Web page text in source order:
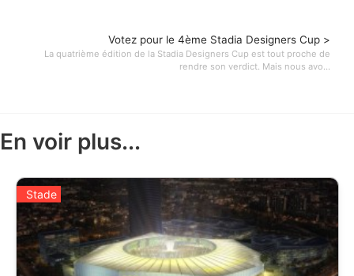
Votez pour le 4ème Stadia Designers Cup >
La quatrième édition de la Stadia Designers Cup est tout proche de
rendre son verdict. Mais nous avo...
En voir plus...
Stade